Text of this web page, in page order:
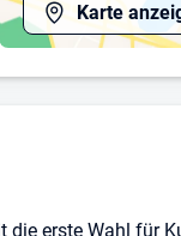
DHL!
Karte
erste Wahl für